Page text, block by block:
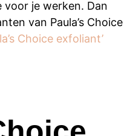
je werken. Dan
van Paula’s Choice
Choice exfoliant’